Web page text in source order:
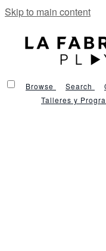
Skip to main content
Browse Search
Talleres y